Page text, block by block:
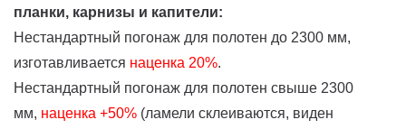
планки, карнизы и капители:
Нестандартный погонаж для полотен до 2300 мм,
изготавливается наценка 20%.
Нестандартный погонаж для полотен свыше 2300
мм, наценка +50% (ламели склеиваются, виден